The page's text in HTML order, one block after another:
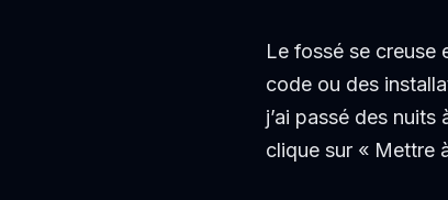
Le fossé se creuse
code ou des
j’ai passé des
clique sur « Mettre